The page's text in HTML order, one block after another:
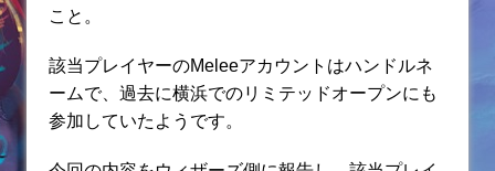
こと。
該当プレイヤーのMeleeアカウントはハンドルネ
ームで、過去に横浜でのリミテッドオープンにも
参加していたようです。